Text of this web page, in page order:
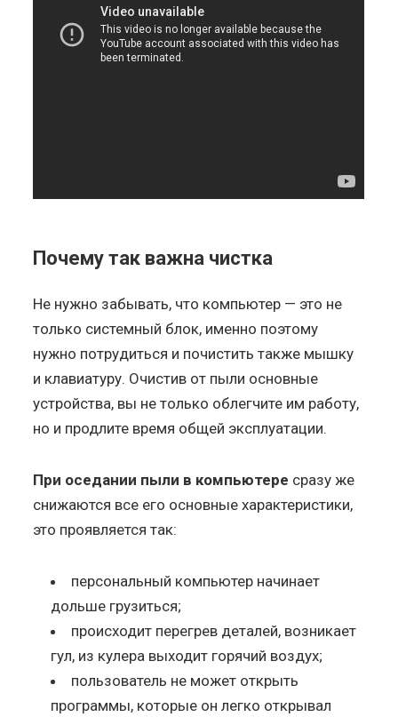
Почему так важна чистка
Не нужно забывать, что компьютер — это не
только системный блок, именно поэтому
нужно потрудиться и почистить также мышку
и клавиатуру. Очистив от пыли основные
устройства, вы не только облегчите им работу,
но и продлите время общей эксплуатации.
При оседании пыли в компьютере сразу же
снижаются все его основные характеристики,
это проявляется так:
персональный компьютер начинает
дольше грузиться;
происходит перегрев деталей, возникает
гул, из кулера выходит горячий воздух;
пользователь не может открыть
программы, которые он легко открывал